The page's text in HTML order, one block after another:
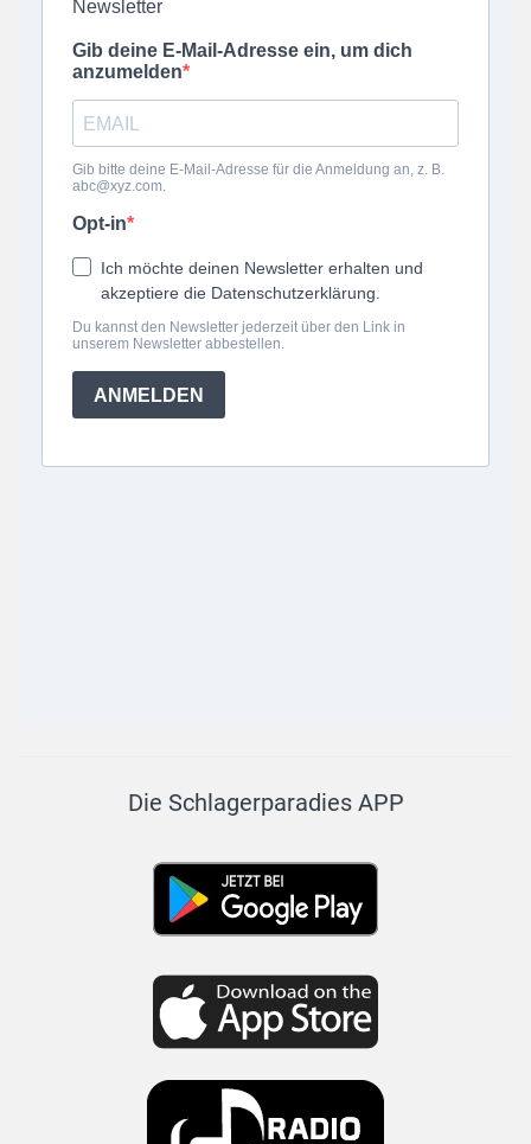
Die Schlagerparadies APP